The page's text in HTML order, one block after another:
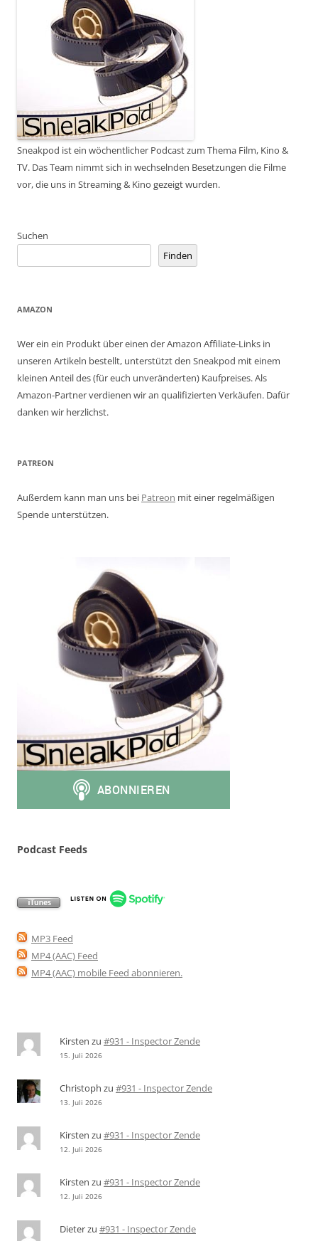
Sneakpod ist ein wöchentlicher Podcast zum Thema Film, Kino &
TV. Das Team nimmt sich in wechselnden Besetzungen die Filme
vor, die uns in Streaming & Kino gezeigt wurden.
Suchen
Finden
AMAZON
Wer ein ein Produkt über einen der Amazon Affiliate-Links in
unseren Artikeln bestellt, unterstützt den Sneakpod mit einem
kleinen Anteil des (für euch unveränderten) Kaufpreises. Als
Amazon-Partner verdienen wir an qualifizierten Verkäufen. Dafür
danken wir herzlichst.
PATREON
Außerdem kann man uns bei Patreon mit einer regelmäßigen
Spende unterstützen.
Podcast Feeds
MP3 Feed
MP4 (AAC) Feed
MP4 (AAC) mobile Feed abonnieren.
Kirsten zu #931 - Inspector Zende
15. Juli 2026
Christoph zu #931 - Inspector Zende
13. Juli 2026
Kirsten zu #931 - Inspector Zende
12. Juli 2026
Kirsten zu #931 - Inspector Zende
12. Juli 2026
Dieterzu #931 - Inspector Zende